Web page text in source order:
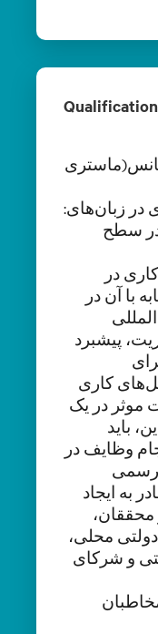
در زبان‌های:
سطح
کاری در
با آن در
پیشبرد
کاری
موثر در یک
باید
وظایف در
رسمی
به ایجاد
محلی،
و شرکای